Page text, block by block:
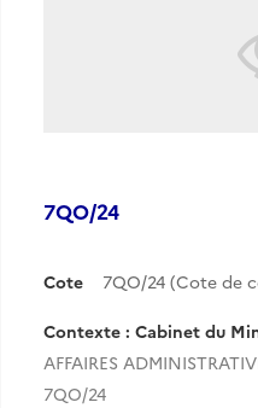
7QO/24
Cote 7QO/24 (Cote de
Contexte : Cabinet du
AFFAIRES
7QO/24